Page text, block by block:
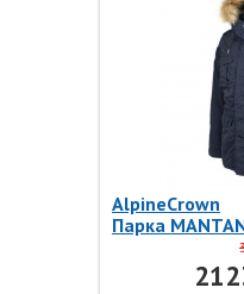
AlpineCrown
Парка